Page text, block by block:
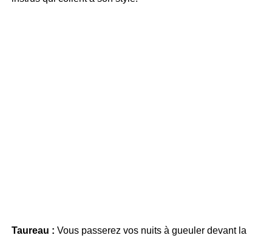
Taureau : Vous passerez vos nuits à gueuler devant la